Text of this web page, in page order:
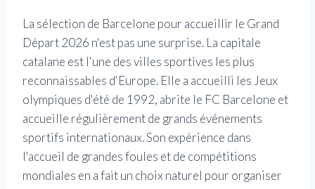
La sélection de Barcelone pour accueillir le Grand
Départ 2026 n'est pas une surprise. La capitale
catalane est l'une des villes sportives les plus
reconnaissables d'Europe. Elle a accueilli les Jeux
olympiques d'été de 1992, abrite le FC Barcelone et
accueille régulièrement de grands événements
sportifs internationaux. Son expérience dans
l'accueil de grandes foules et de compétitions
mondiales en a fait un choix naturel pour organiser